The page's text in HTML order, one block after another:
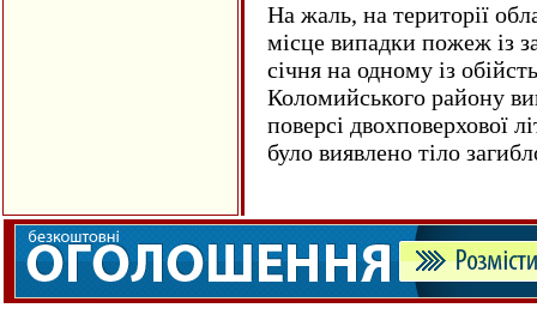
На жаль, на території
місце випадки пожеж із
січня на одному із
Коломийського району
поверсі двохповерхової
було виявлено тіло